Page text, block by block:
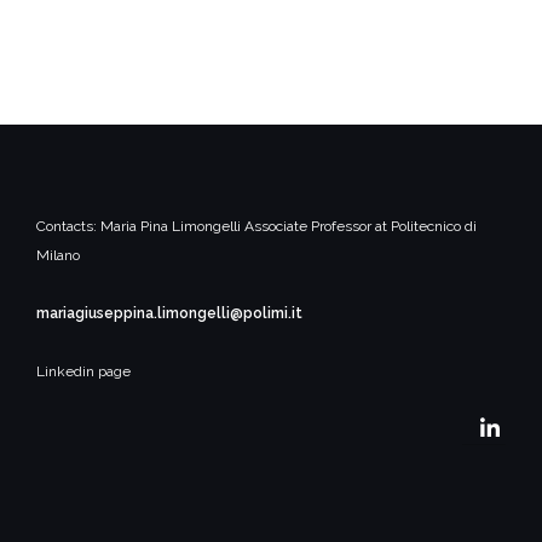
Contacts: Maria Pina Limongelli Associate Professor at Politecnico di
Milano
mariagiuseppina.limongelli@polimi.it
Linkedin page